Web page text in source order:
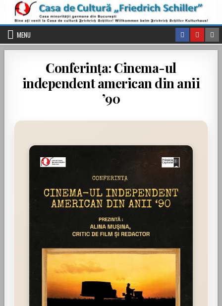
Skip to content
MENU
Conferința: Cinema-ul
independent american din anii
’90